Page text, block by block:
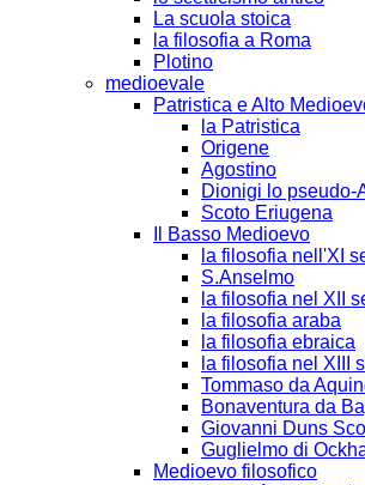
La scuola stoica
la filosofia a Roma
Plotino
medioevale
Patristica e Alto
la Patristica
Origene
Agostino
Dionigi lo pseudo-
Scoto Eriugena
Il Basso Medioevo
la filosofia nell'XI
S.Anselmo
la filosofia nel XII
la filosofia araba
la filosofia ebraica
la filosofia nel XIII
Tommaso da
Bonaventura da
Giovanni Duns
Guglielmo di
Medioevo filosofico